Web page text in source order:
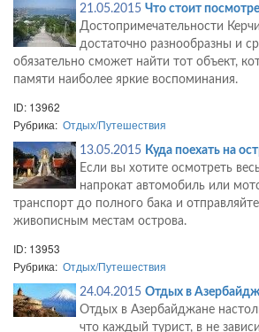
21.05.2015 Что стоит
Достопримечательности
достаточно разнообразны и
обязательно сможет найти тот объект,
памяти наиболее яркие воспоминания.
ID: 13962
Рубрика: Отдых/Путешествия
13.05.2015 Куда поехать на
Если вы хотите осмотреть
напрокат автомобиль или
транспорт до полного бака и
живописным местам острова.
ID: 13953
Рубрика: Отдых/Путешествия
24.04.2015 Отдых в
Отдых в Азербайджане
что каждый турист, в не